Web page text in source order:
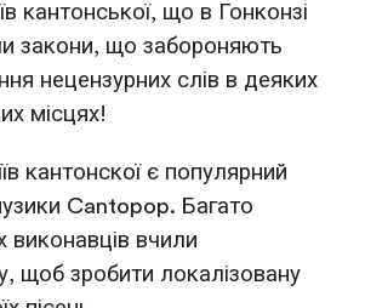
кантонської, що в Гонконзі
закони, що забороняють
нецензурних слів в деяких
місцях!
кантонскої є популярний
Cantopop. Багато
виконавців вчили
щоб зробити локалізовану